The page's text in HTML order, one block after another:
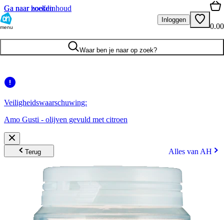
Ga naar hoofdinhoud
Ga naar zoeken
menu
Inloggen
0.00
Waar ben je naar op zoek?
Veiligheidswaarschuwing:
Amo Gusti - olijven gevuld met citroen
Terug Alles van AH